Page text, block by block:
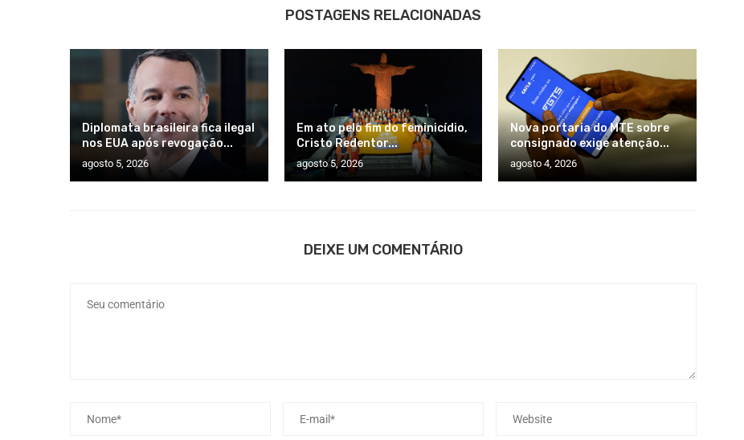
POSTAGENS RELACIONADAS
Diplomata brasileira fica ilegal
nos EUA após revogação...
agosto 5, 2026
Em ato pelo fim do feminicídio,
Cristo Redentor...
agosto 5, 2026
Nova portaria do MTE sobre
consignado exige atenção...
agosto 4, 2026
DEIXE UM COMENTÁRIO